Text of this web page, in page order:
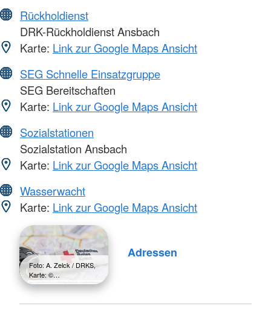
Rückholdienst
DRK-Rückholdienst Ansbach
Karte: Link zur Google Maps Ansicht
SEG Schnelle Einsatzgruppe
SEG Bereitschaften
Karte: Link zur Google Maps Ansicht
Sozialstationen
Sozialstation Ansbach
Karte: Link zur Google Maps Ansicht
Wasserwacht
Karte: Link zur Google Maps Ansicht
Foto: A. Zelck / DRKS,
Karte: ©…
Adressen